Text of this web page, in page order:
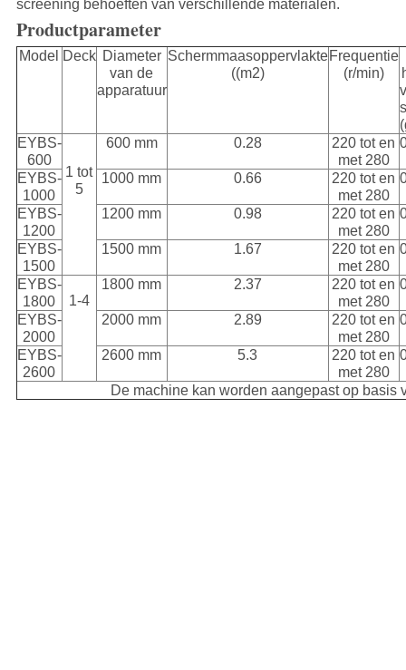
screening behoeften van verschillende materialen.
Productparameter
Model Deck Diameter
van de
apparatuur
Schermmaasoppervlakte
((m2)
Frequentie
(r/min)
EYBS-
600
1 tot
5
600 mm 0.28
220 tot en
met 280
EYBS-
1000
1000 mm 0.66
220 tot en
met 280
EYBS-
1200
1200 mm 0.98
220 tot en
met 280
EYBS-
1500
1500 mm 1.67
220 tot en
met 280
EYBS-
1800
1-4
1800 mm 2.37
220 tot en
met 280
EYBS-
2000
2000 mm 2.89
220 tot en
met 280
EYBS-
2600
2600 mm 5.3
220 tot en
met 280
De machine kan worden aangepast op basis